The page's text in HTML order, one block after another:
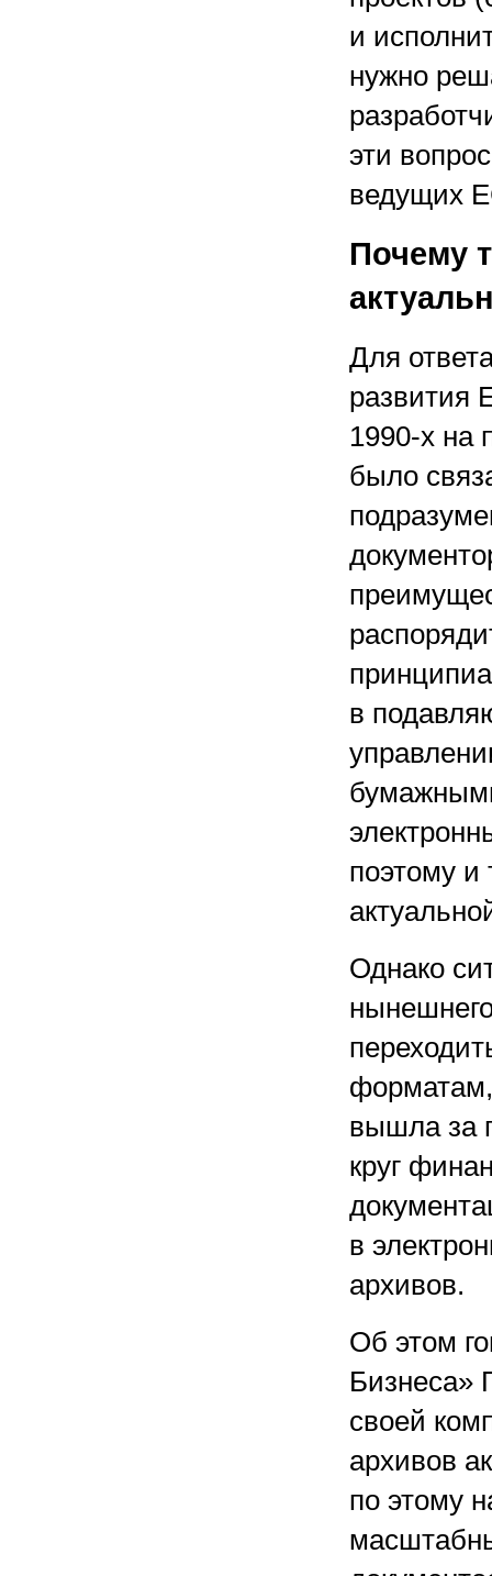
и
нужно
эти
ведущих
Почему
Для
развития
1990-х на
было
в
поэтому и
Однако
вышла за
круг
в
архивов.
Об этом
Бизнеса»
своей
архивов
по этому